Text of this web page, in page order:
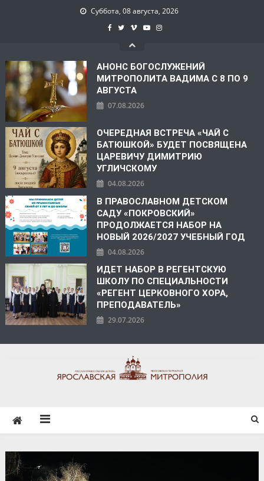
Суббота, 08 августа, 2026
АНОНС БОГОСЛУЖЕНИЙ
МИТРОПОЛИТА ВАДИМА С 8 ПО 9
АВГУСТА
07.08.2026
ОЧЕРЕДНАЯ ВСТРЕЧА «ЧАЙ С
БАТЮШКОЙ» БУДЕТ ПОСВЯЩЕНА
ЦАРЕВИЧУ ДИМИТРИЮ
УГЛИЧСКОМУ
04.08.2026
В ПРАВОСЛАВНОМ ДЕТСКОМ
САДУ «ПОКРОВСКИЙ»
ПРОДОЛЖАЕТСЯ НАБОР НА
НОВЫЙ 2026/2027 УЧЕБНЫЙ ГОД
04.08.2026
ИДЕТ НАБОР В РЕГЕНТСКУЮ
ШКОЛУ ПО СПЕЦИАЛЬНОСТИ
«РЕГЕНТ ЦЕРКОВНОГО ХОРА,
ПРЕПОДАВАТЕЛЬ»
29.07.2026